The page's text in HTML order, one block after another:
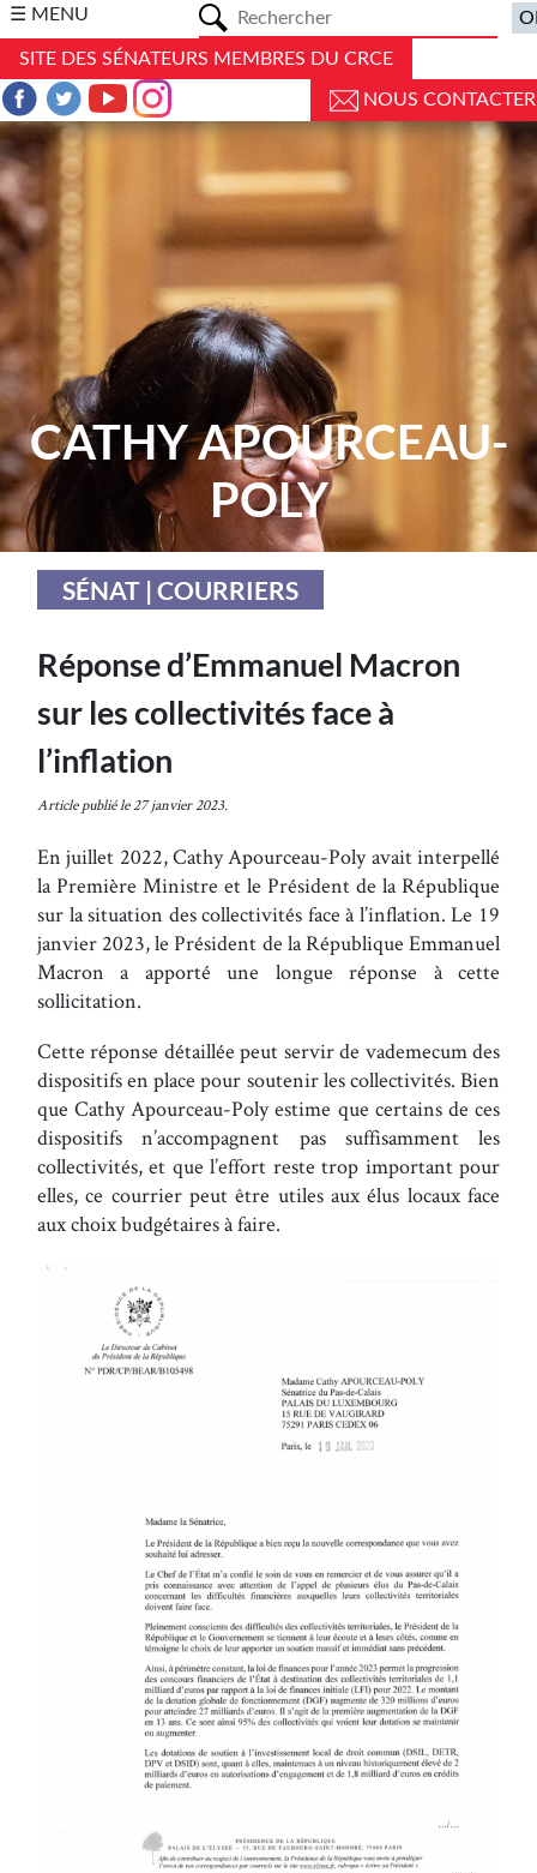
☰ MENU
SITE DES SÉNATEURS MEMBRES DU CRCE
NOUS CONTACTER
CATHY APOURCEAU-
POLY
SÉNAT | COURRIERS
Réponse d’Emmanuel Macron
sur les collectivités face à
l’inflation
Article publié le 27 janvier 2023.
En juillet 2022, Cathy Apourceau-Poly avait interpellé
la Première Ministre et le Président de la République
sur la situation des collectivités face à l’inflation. Le 19
janvier 2023, le Président de la République Emmanuel
Macron a apporté une longue réponse à cette
sollicitation.
Cette réponse détaillée peut servir de vademecum des
dispositifs en place pour soutenir les collectivités. Bien
que Cathy Apourceau-Poly estime que certains de ces
dispositifs n’accompagnent pas suffisamment les
collectivités, et que l’effort reste trop important pour
elles, ce courrier peut être utiles aux élus locaux face
aux choix budgétaires à faire.